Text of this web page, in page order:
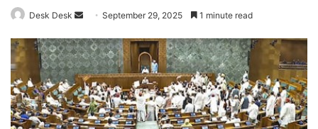
Desk Desk
Send
email
September 29, 2025 1 minute read